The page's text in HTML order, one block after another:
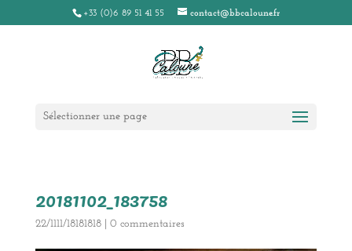
+33 (0)6 89 51 41 55 contact@bbcaloune.fr
Sélectionner une page
20181102_183758
22/1111/18181818| 0 commentaires